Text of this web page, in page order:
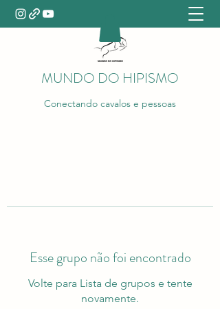
MUNDO DO HIPISMO
Conectando cavalos e pessoas
Esse grupo não foi encontrado
Volte para Lista de grupos e tente
novamente.